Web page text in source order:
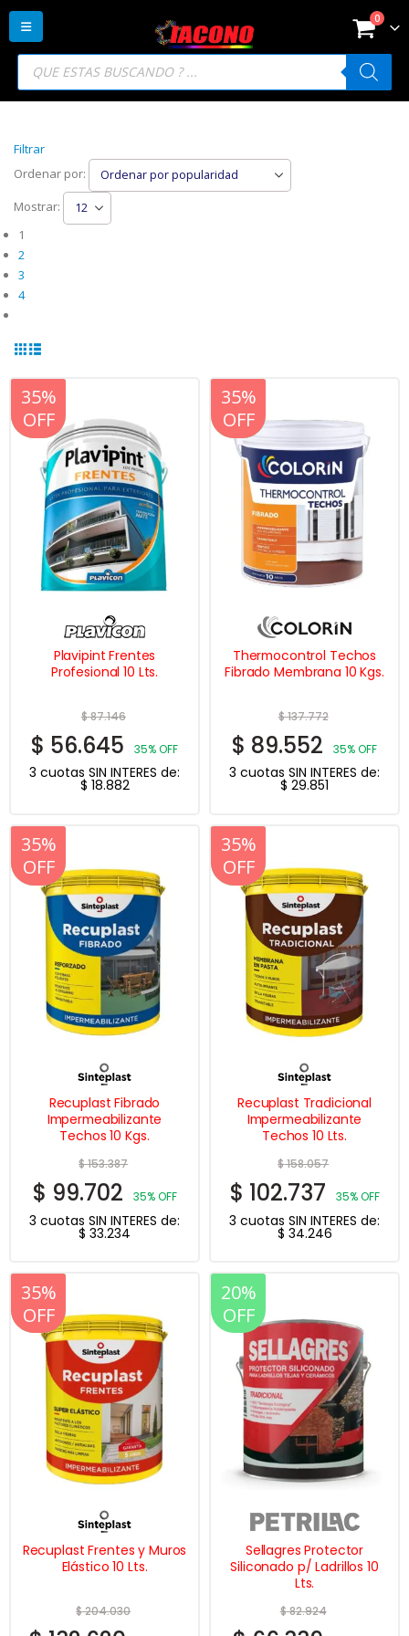
Búsqueda
productos
0
Filtrar
Ordenar por:
Mostrar:
1
2
3
4
20%
OFF
35%
OFF
Plavipint Frentes
Profesional 10 Lts.
$87.146
$ 56.645 35% OFF
3 cuotas SIN INTERES de:
$ 18.882
20%
OFF
35%
OFF
Thermocontrol Techos
Fibrado Membrana 10 Kgs.
$137.772
$ 89.552 35% OFF
3 cuotas SIN INTERES de:
$ 29.851
20%
OFF
35%
OFF
Recuplast Fibrado
Impermeabilizante
Techos 10 Kgs.
$153.387
$ 99.702 35% OFF
3 cuotas SIN INTERES de:
$ 33.234
20%
OFF
35%
OFF
Recuplast Tradicional
Impermeabilizante
Techos 10 Lts.
$158.057
$ 102.737 35% OFF
3 cuotas SIN INTERES de:
$ 34.246
20%
OFF
35%
OFF
Recuplast Frentes y Muros
Elástico 10 Lts.
$204.030
20%
OFF
Sellagres Protector
Siliconado p/ Ladrillos 10
Lts.
$82.924